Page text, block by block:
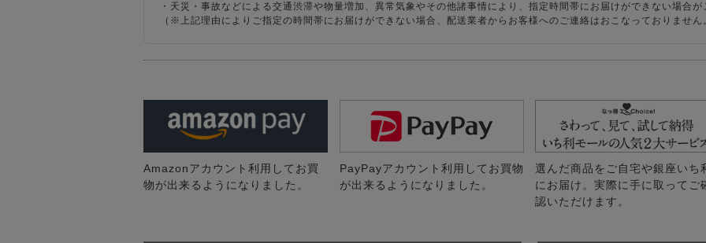
・天災・事故などによる交通渋滞や物量増加、異常気象やその他諸事情により、指定時間帯にお届けができない場合が
（※上記理由によりご指定の時間帯にお届けができない場合、配送業者からお客様へのご連絡はおこなっておりません
Amazonアカウント利用してお買
物が出来るようになりました。
PayPayアカウント利用してお買物
が出来るようになりました。
選んだ商品をご自宅や銀座いち
にお届け。実際に手に取ってご
認いただけます。